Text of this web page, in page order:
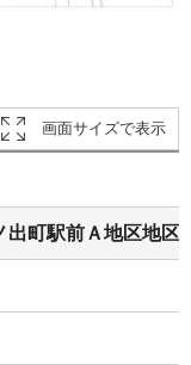
画面サイズで表示
出町駅前Ａ地区地区